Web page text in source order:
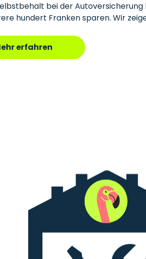
bei der
hundert Franken sparen. Wir
erfahren